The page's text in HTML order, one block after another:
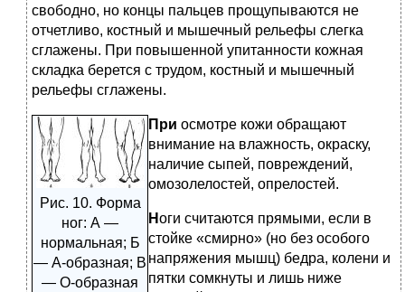
свободно, но концы пальцев прощупываются не
отчетливо, костный и мышечный рельефы слегка
сглажены. При повышенной упитанности кожная
складка берется с трудом, костный и мышечный
рельефы сглажены.
Рис. 10. Форма
ног: А —
нормальная; Б
— А-образная; В
— О-образная
При осмотре кожи обращают
внимание на влажность, окраску,
наличие сыпей, повреждений,
омозолелостей, опрелостей.
Ноги считаются прямыми, если в
стойке «смирно» (но без особого
напряжения мышц) бедра, колени и
пятки сомкнуты и лишь ниже